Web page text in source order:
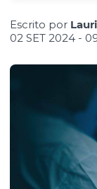
Escrito por
02 SET 2024 -